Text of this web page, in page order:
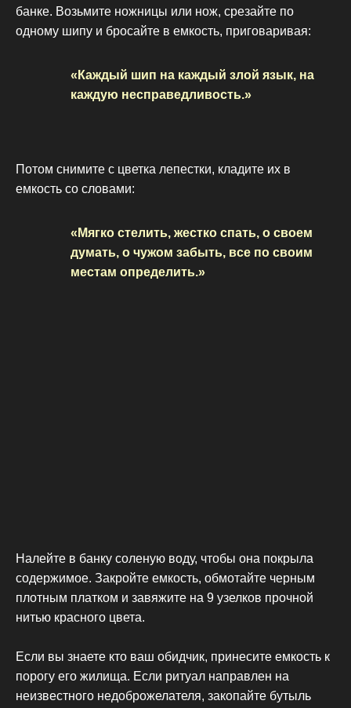
банке. Возьмите ножницы или нож, срезайте по
одному шипу и бросайте в емкость, приговаривая:
«Каждый шип на каждый злой язык, на
каждую несправедливость.»
Потом снимите с цветка лепестки, кладите их в
емкость со словами:
«Мягко стелить, жестко спать, о своем
думать, о чужом забыть, все по своим
местам определить.»
Налейте в банку соленую воду, чтобы она покрыла
содержимое. Закройте емкость, обмотайте черным
плотным платком и завяжите на 9 узелков прочной
нитью красного цвета.
Если вы знаете кто ваш обидчик, принесите емкость к
порогу его жилища. Если ритуал направлен на
неизвестного недоброжелателя, закопайте бутыль